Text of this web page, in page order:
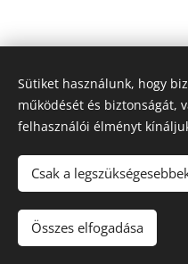
Minden jog
Az oldalt a
Sütiket használunk, hogy
működését és biztonságát,
felhasználói élményt
Csak a
Összes elfogadása